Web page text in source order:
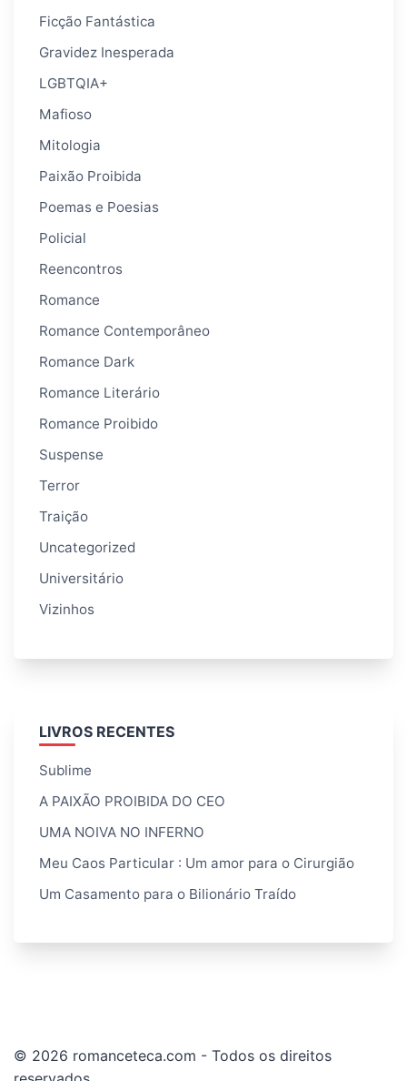
Ficção Fantástica
Gravidez Inesperada
LGBTQIA+
Mafioso
Mitologia
Paixão Proibida
Poemas e Poesias
Policial
Reencontros
Romance
Romance Contemporâneo
Romance Dark
Romance Literário
Romance Proibido
Suspense
Terror
Traição
Uncategorized
Universitário
Vizinhos
LIVROS RECENTES
Sublime
A PAIXÃO PROIBIDA DO CEO
UMA NOIVA NO INFERNO
Meu Caos Particular : Um amor para o Cirurgião
Um Casamento para o Bilionário Traído
© 2026 romanceteca.com - Todos os direitos